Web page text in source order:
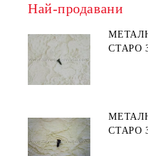
Най-продавани
СТАРО
СТАРО